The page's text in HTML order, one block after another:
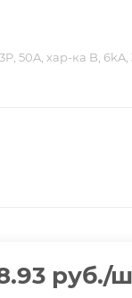
50A, хар-ка B, 6kA,
руб./